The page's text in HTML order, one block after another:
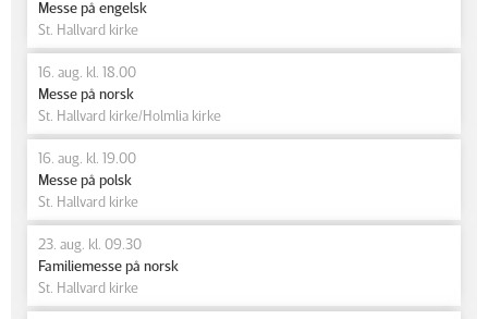
Messe på engelsk
St. Hallvard kirke
16. aug. kl. 18.00
Messe på norsk
St. Hallvard kirke/Holmlia kirke
16. aug. kl. 19.00
Messe på polsk
St. Hallvard kirke
23. aug. kl. 09.30
Familiemesse på norsk
St. Hallvard kirke